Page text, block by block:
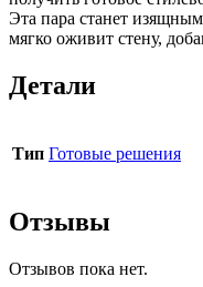
Эта пара станет
мягко оживит стену,
Детали
Тип Готовые решения
Отзывы
Отзывов пока нет.